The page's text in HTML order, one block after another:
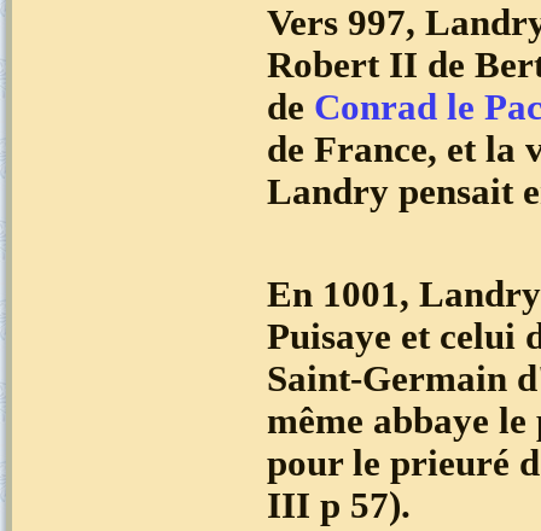
Vers 997,
Robert II de
de Conrad le
de France, et la
Landry pensait
En 1001,
Puisaye et celui
Saint-Germain
même abbaye
pour le prieuré
III p 57).